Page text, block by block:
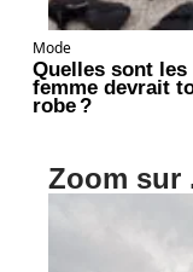
Mode
Quelles sont les
femme devrait
robe ?
Zoom sur